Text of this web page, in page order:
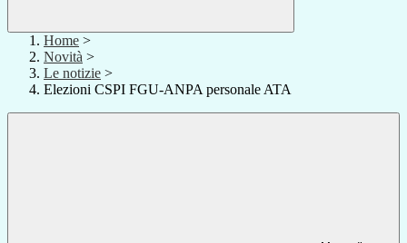
Home >
Novità >
Le notizie >
Elezioni CSPI FGU-ANPA personale ATA